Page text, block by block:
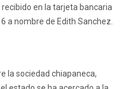
en la tarjeta bancaria
a nombre de Edith Sanchez.
la sociedad chiapaneca,